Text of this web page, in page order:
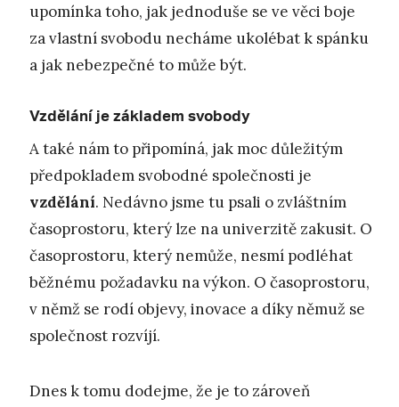
upomínka toho, jak jednoduše se ve věci boje
za vlastní svobodu necháme ukolébat k spánku
a jak nebezpečné to může být.
Vzdělání je základem svobody
A také nám to připomíná, jak moc důležitým
předpokladem svobodné společnosti je
vzdělání. Nedávno jsme tu psali o zvláštním
časoprostoru, který lze na univerzitě zakusit. O
časoprostoru, který nemůže, nesmí podléhat
běžnému požadavku na výkon. O časoprostoru,
v němž se rodí objevy, inovace a díky němuž se
společnost rozvíjí.
Dnes k tomu dodejme, že je to zároveň